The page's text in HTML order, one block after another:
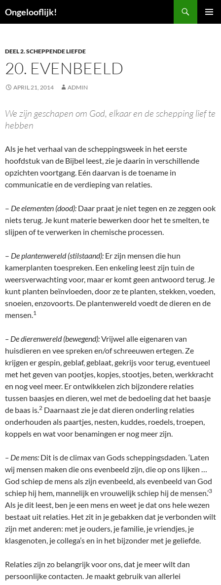
naar
Ongelooflijk!
DEEL 2. SCHEPPENDE LIEFDE
20. EVENBEELD
APRIL 21, 2014 ADMIN
We zijn geschapen om God, elkaar en de schepping lief te
hebben
Als je het verhaal van de scheppingsweek in het eerste
hoofdstuk van de Bijbel leest, zie je daarin in verschillende
opzichten voortgang. Eén daarvan is de toename in
communicatie en de verdieping van relaties.
– De elementen (dood): Daar praat je niet tegen en ze zeggen ook
niets terug. Je kunt materie bewerken door het te smelten, te
slijpen of te verwerken in chemische processen.
– De plantenwereld (stilstaand): Er zijn mensen die hun
kamerplanten toespreken. Een enkeling leest zijn tuin de
weersverwachting voor, maar er komt geen antwoord terug. Je
kunt planten beïnvloeden, door ze te planten, stekken, voeden,
snoeien, enzovoorts. De plantenwereld voedt de dieren en de
mensen.1
– De dierenwereld (bewegend):Vrijwel alle eigenaren van
huisdieren en vee spreken en/of schreeuwen ertegen. Ze
krijgen er gespin, geblaf, geblaat, gekrijs voor terug, eventueel
met het geven van pootjes, kopjes, stootjes, beten, werkkracht
en nog veel meer. Er ontwikkelen zich bijzondere relaties
tussen baasjes en dieren, wel met de bedoeling dat het baasje
de baas is.2 Daarnaast zie je dat dieren onderling relaties
onderhouden als paartjes, nesten, kuddes, roedels, troepen,
koppels en wat voor benamingen er nog meer zijn.
– De mens: Dit is de climax van Gods scheppingsdaden. ‘Laten
wij mensen maken die ons evenbeeld zijn, die op ons lijken …
God schiep de mens als zijn evenbeeld, als evenbeeld van God
schiep hij hem, mannelijk en vrouwelijk schiep hij de mensen.’3
Als je dit leest, ben je een mens en weet je dat ons hele wezen
bestaat uit relaties. Het zit in je gebakken dat je verbonden wilt
zijn met anderen: met je ouders, je familie, je vriendjes, je
klasgenoten, je collega’s en in het bijzonder met je geliefde.
Relaties zijn zo belangrijk voor ons, dat je meer wilt dan
persoonlijke contacten. Je maakt gebruik van allerlei